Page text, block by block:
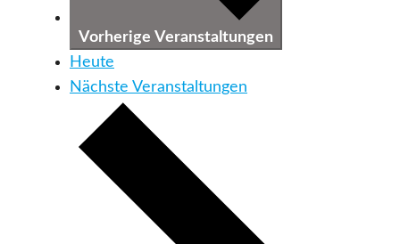
Vorherige Veranstaltungen
Heute
Nächste Veranstaltungen